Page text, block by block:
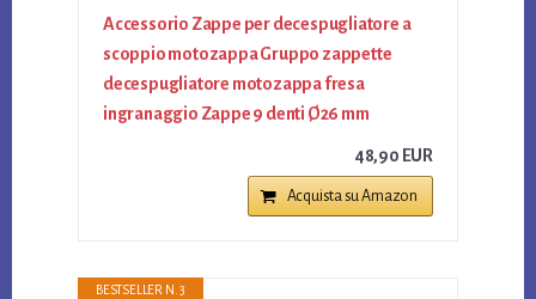
Accessorio Zappe per decespugliatore a
scoppio motozappa Gruppo zappette
decespugliatore motozappa fresa
ingranaggio Zappe 9 denti Ø26 mm
48,90 EUR
Acquista su Amazon
BESTSELLER N. 3